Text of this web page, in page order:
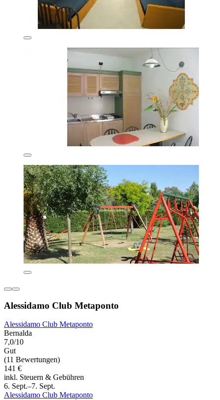
Alessidamo Club Metaponto
Alessidamo Club Metaponto
Bernalda
7,0/10
Gut
(11 Bewertungen)
141 €
inkl. Steuern & Gebühren
6. Sept.–7. Sept.
Alessidamo Club Metaponto